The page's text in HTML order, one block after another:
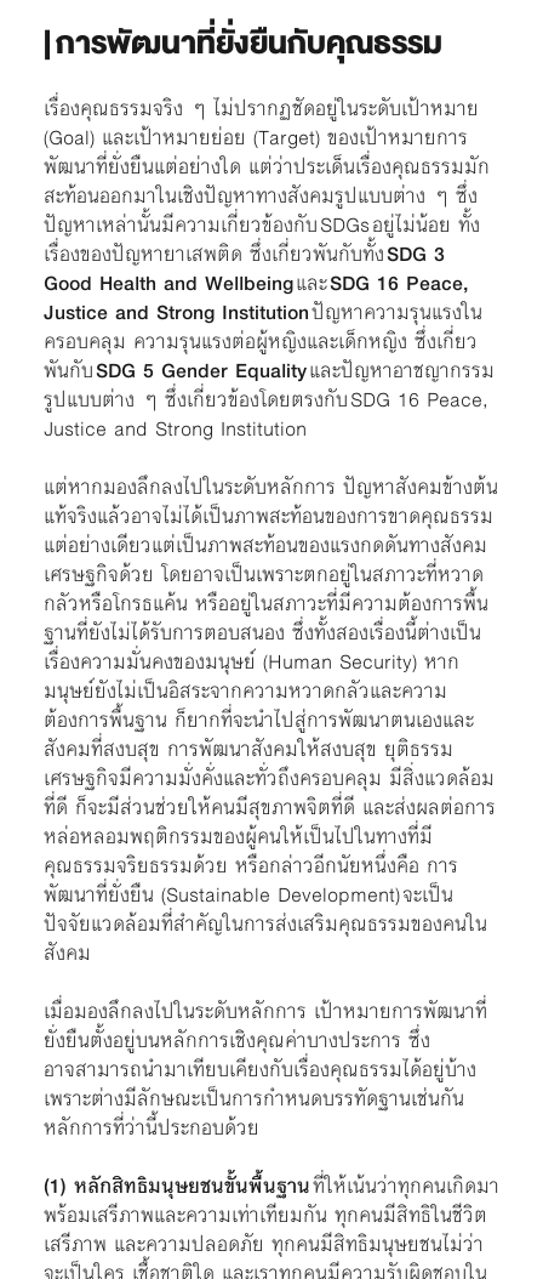
| การพัฒนาที่ยั่งยืนกับคุณธรรม
เรื่องคุณธรรมจริง ๆ ไม่ปรากฏชัดอยู่ในระดับเป้าหมาย
(Goal) และเป้าหมายย่อย (Target) ของเป้าหมายการ
พัฒนาที่ยั่งยืนแต่อย่างใด แต่ว่าประเด็นเรื่องคุณธรรมมัก
สะท้อนออกมาในเชิงปัญหาทางสังคมรูปแบบต่าง ๆ ซึ่ง
ปัญหาเหล่านั้นมีความเกี่ยวข้องกับ SDGs อยู่ไม่น้อย ทั้ง
เรื่องของปัญหายาเสพติด ซึ่งเกี่ยวพันกับทั้งSDG 3
Good Health and WellbeingและSDG 16 Peace,
Justice and Strong Institutionปัญหาความรุนแรงใน
ครอบคลุม ความรุนแรงต่อผู้หญิงและเด็กหญิง ซึ่งเกี่ยว
พันกับSDG 5 Gender Equalityและปัญหาอาชญากรรม
รูปแบบต่าง ๆ ซึ่งเกี่ยวข้องโดยตรงกับ SDG 16 Peace,
Justice and Strong Institution
แต่หากมองลึกลงไปในระดับหลักการ ปัญหาสังคมข้างต้น
แท้จริงแล้วอาจไม่ได้เป็นภาพสะท้อนของการขาดคุณธรรม
แต่อย่างเดียวแต่เป็นภาพสะท้อนของแรงกดดันทางสังคม
เศรษฐกิจด้วย โดยอาจเป็นเพราะตกอยู่ในสภาวะที่หวาด
กลัวหรือโกรธแค้น หรืออยู่ในสภาวะที่มีความต้องการพื้น
ฐานที่ยังไม่ได้รับการตอบสนอง ซึ่งทั้งสองเรื่องนี้ต่างเป็น
เรื่องความมั่นคงของมนุษย์ (Human Security) หาก
มนุษย์ยังไม่เป็นอิสระจากความหวาดกลัวและความ
ต้องการพื้นฐาน ก็ยากที่จะนำไปสู่การพัฒนาตนเองและ
สังคมที่สงบสุข การพัฒนาสังคมให้สงบสุข ยุติธรรม
เศรษฐกิจมีความมั่งคั่งและทั่วถึงครอบคลุม มีสิ่งแวดล้อม
ที่ดี ก็จะมีส่วนช่วยให้คนมีสุขภาพจิตที่ดี และส่งผลต่อการ
หล่อหลอมพฤติกรรมของผู้คนให้เป็นไปในทางที่มี
คุณธรรมจริยธรรมด้วย หรือกล่าวอีกนัยหนึ่งคือ การ
พัฒนาที่ยั่งยืน (Sustainable Development) จะเป็น
ปัจจัยแวดล้อมที่สำคัญในการส่งเสริมคุณธรรมของคนใน
สังคม
เมื่อมองลึกลงไปในระดับหลักการ เป้าหมายการพัฒนาที่
ยั่งยืนตั้งอยู่บนหลักการเชิงคุณค่าบางประการ ซึ่ง
อาจสามารถนำมาเทียบเคียงกับเรื่องคุณธรรมได้อยู่บ้าง
เพราะต่างมีลักษณะเป็นการกำหนดบรรทัดฐานเช่นกัน
หลักการที่ว่านี้ประกอบด้วย
(1) หลักสิทธิมนุษยชนขั้นพื้นฐานที่ให้เน้นว่าทุกคนเกิดมา
พร้อมเสรีภาพและความเท่าเทียมกัน ทุกคนมีสิทธิในชีวิต
เสรีภาพ และความปลอดภัย ทุกคนมีสิทธิมนุษยชนไม่ว่า